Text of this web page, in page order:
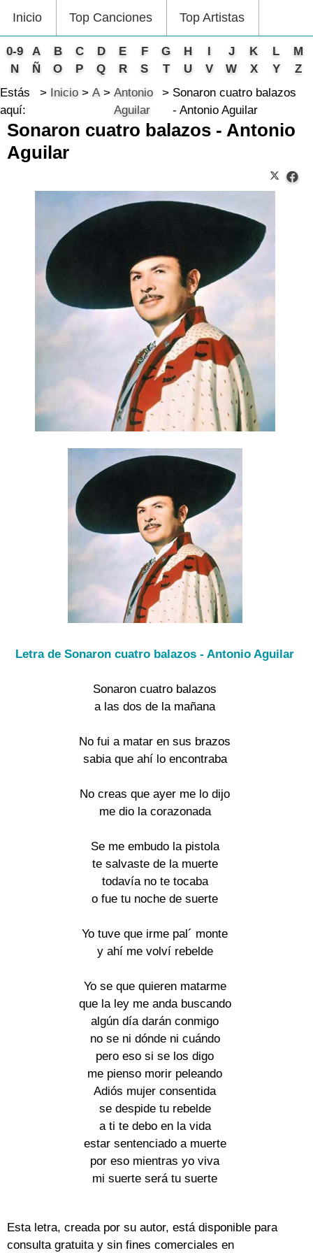
Inicio Top Canciones Top Artistas
0-9 A B C D E F G H I J K L
M
N
Ñ O P Q R S T U V W X Y
Z
Estás
aquí:
Inicio A
Antonio
Aguilar
Sonaron cuatro balazos
- Antonio Aguilar
Sonaron cuatro balazos - Antonio
Aguilar
Letra de Sonaron cuatro balazos - Antonio Aguilar
Sonaron cuatro balazos
a las dos de la mañana
No fui a matar en sus brazos
sabia que ahí lo encontraba
No creas que ayer me lo dijo
me dio la corazonada
Se me embudo la pistola
te salvaste de la muerte
todavía no te tocaba
o fue tu noche de suerte
Yo tuve que irme pal´ monte
y ahí me volví rebelde
Yo se que quieren matarme
que la ley me anda buscando
algún día darán conmigo
no se ni dónde ni cuándo
pero eso si se los digo
me pienso morir peleando
Adiós mujer consentida
se despide tu rebelde
a ti te debo en la vida
estar sentenciado a muerte
por eso mientras yo viva
mi suerte será tu suerte
Esta letra, creada por su autor, está disponible para
consulta gratuita y sin fines comerciales en